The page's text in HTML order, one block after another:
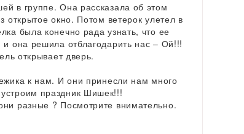
в группе. Она рассказала об этом
открытое окно. Потом ветерок улетел в
была конечно рада узнать, что ее
она решила отблагодарить нас – Ой!!!
открывает дверь.
к нам. И они принесли нам много
праздник Шишек!!!
разные ? Посмотрите внимательно.